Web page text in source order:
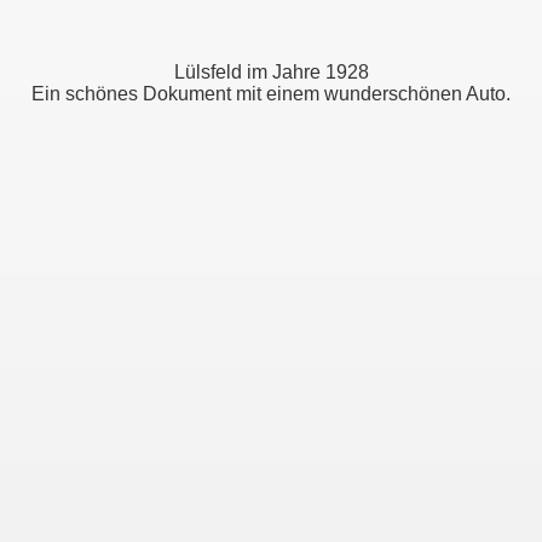
Lülsfeld im Jahre 1928
Ein schönes Dokument mit einem wunderschönen Auto.